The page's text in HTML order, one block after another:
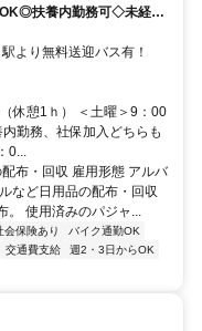
扶養内勤務可◇未経
より無料送迎バス有！
休憩1ｈ） ＜土曜＞9：00
勤務、社保加入どちらも
0...
布・回収 雇用形態 アルバ
など日用品の配布・回収
。 使用済みのパジャ...
会保険あり
バイク通勤OK
交通費支給
週2・3日からOK